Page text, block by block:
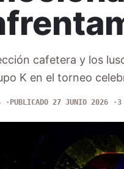
cafetera y los
K en el torneo
PUBLICADO 27 JUNIO 2026 3